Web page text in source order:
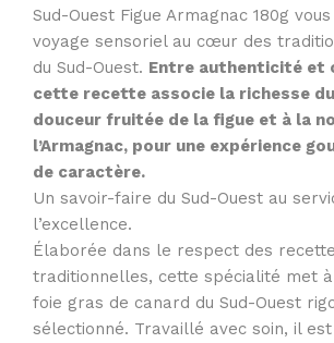
Sud-Ouest Figue Armagnac 180g
voyage sensoriel au cœur des
du Sud-Ouest. Entre authenticité et
cette recette associe la richesse
douceur fruitée de la figue et à la
l’Armagnac, pour une expérience
de caractère.
Un savoir-faire du Sud-Ouest au
l’excellence.
Élaborée dans le respect des
traditionnelles, cette spécialité met à
foie gras de canard du Sud-Ouest
sélectionné. Travaillé avec soin, il